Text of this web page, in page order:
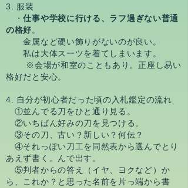
3. 服装
・仕事や学校に行ける、ラフ過ぎない普通
の格好。
金属など硬い飾りがないのが良い。
私は大体スーツを着てしまいます。
※会場が和室のこともあり。正座し易い
格好だと安心。
4. 自分が初心者だった頃の入札鑑定の流れ
①並んでる刀をひと通り見る。
②いちばん好みの刀を見つける。
③その刀、古い？新しい？何伝？
④それっぽい刀工を同然表から選んでとり
あえず書く。んで出す。
⑤判者からの答え（イヤ、ヨクなど）か
ら、これか？と思った名前を片っ端から書